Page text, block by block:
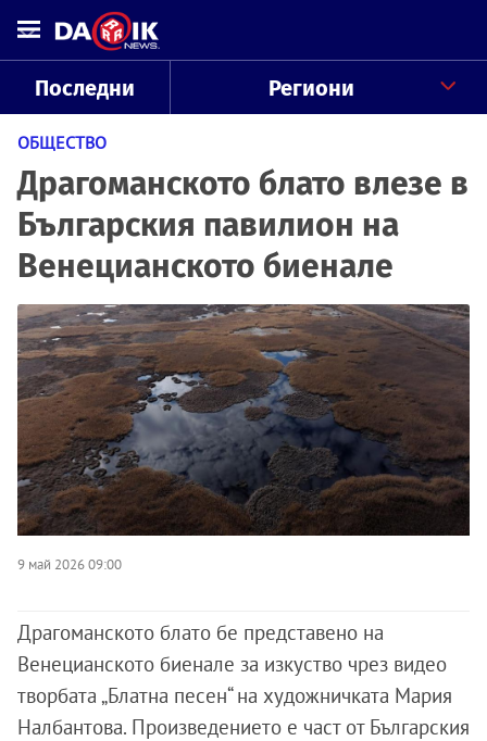
Последни Региони
ОБЩЕСТВО
Драгоманското блато влезе в
Българския павилион на
Венецианското биенале
9 май 2026 09:00
Драгоманското блато бе представено на
Венецианското биенале за изкуство чрез видео
творбата „Блатна песен“ на художничката Мария
Налбантова. Произведението е част от Българския